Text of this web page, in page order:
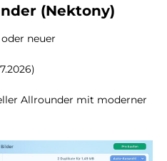
(Nektony)
oder neuer
Allrounder mit moderner